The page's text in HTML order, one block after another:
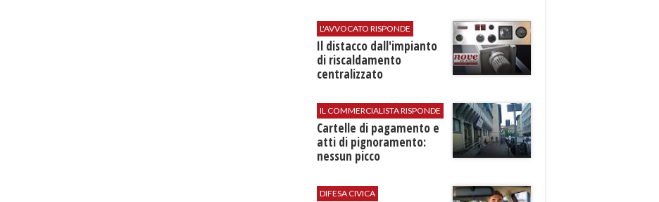
L'AVVOCATO RISPONDE
Il distacco dall'impianto
di riscaldamento
centralizzato
IL COMMERCIALISTA RISPONDE
Cartelle di pagamento e
atti di pignoramento:
nessun picco
DIFESA CIVICA